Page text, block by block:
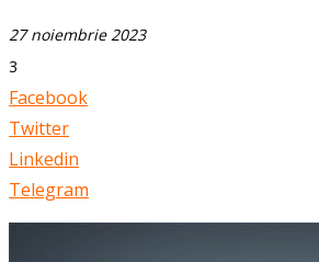
27 noiembrie 2023
3
Facebook
Twitter
Linkedin
Telegram